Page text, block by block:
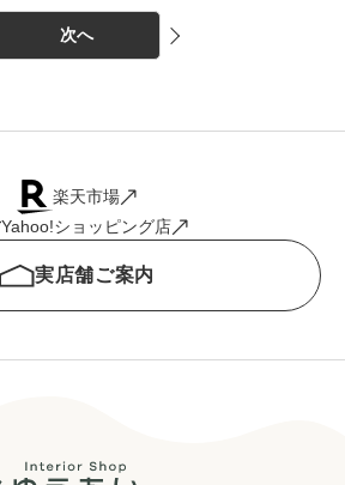
次へ
楽天市場
Yahoo!ショッピング店
実店舗ご案内